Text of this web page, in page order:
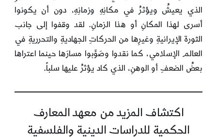
الذي يعيشُ ويؤثرُ في مكانِهِ وزمانِهِ، دون أن يكونوا
أسرى لهذا المكانِ أو هذا الزمانِ. لقد وقفوا إلى جانب
الثورة الإيرانيةِ وغيرِها من الحركاتِ الجهاديةِ والتحرريةِ في
العالم الإسلامي، كما نقدوا وصَوَّبوا مسارَها حينما اعتراها
بعضُ الضعفِ أو الوهنِ، الذي كاد يؤثرُ عليها سلباً.
اكتشاف المزيد من معهد المعارف
الحكمية للدراسات الدينية والفلسفية